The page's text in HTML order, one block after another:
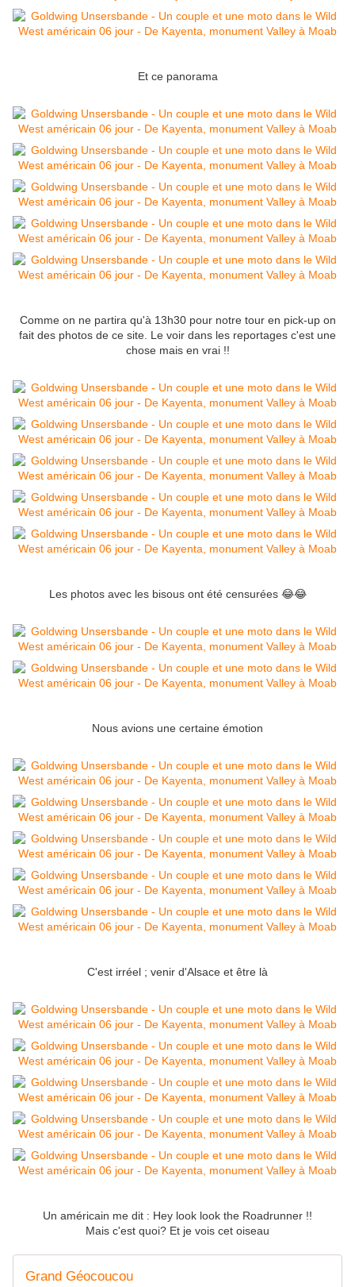
Et ce panorama
Comme on ne partira qu'à 13h30 pour notre tour en pick-up on
fait des photos de ce site. Le voir dans les reportages c'est une
chose mais en vrai !!
Les photos avec les bisous ont été censurées 😂😂
Nous avions une certaine émotion
C'est irréel ; venir d'Alsace et être là
Un américain me dit : Hey look look the Roadrunner !!
Mais c'est quoi? Et je vois cet oiseau
Grand Géocoucou